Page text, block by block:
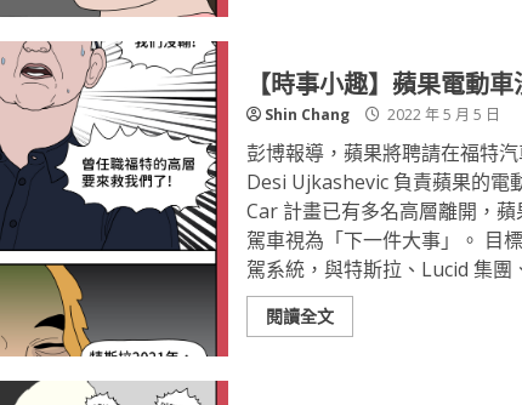
【時事小趣】蘋果電動
Shin Chang 2022 年 5 月 5 日
彭博報導，蘋果將聘請在福特
Desi Ujkashevic 負責蘋果的電
Car 計畫已有多名高層離開，
駕車視為「下一件大事」。 目
駕系統，與特斯拉、Lucid 集團
閱讀全文